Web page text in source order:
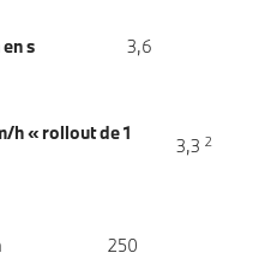
s 3,6
h « rollout de 1
3,3 2
250